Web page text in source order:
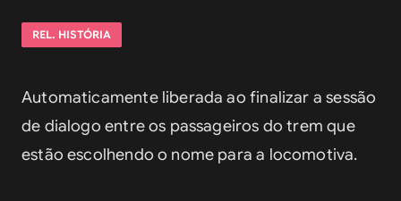
REL. HISTÓRIA
Automaticamente liberada ao finalizar a sessão
de dialogo entre os passageiros do trem que
estão escolhendo o nome para a locomotiva.